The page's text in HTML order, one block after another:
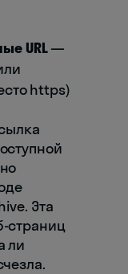
URL—
https)
Эта
страниц
ли